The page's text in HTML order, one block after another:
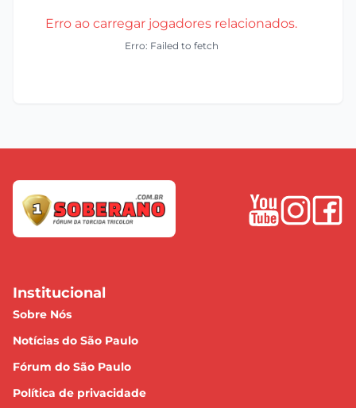
Erro ao carregar jogadores relacionados.
Erro: Failed to fetch
Institucional
Sobre Nós
Notícias do São Paulo
Fórum do São Paulo
Política de privacidade